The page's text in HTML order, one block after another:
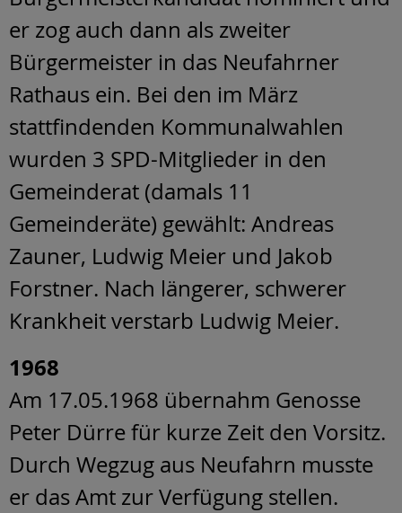
er zog auch dann als zweiter
Bürgermeister in das Neufahrner
Rathaus ein. Bei den im März
stattfindenden Kommunalwahlen
wurden 3 SPD-Mitglieder in den
Gemeinderat (damals 11
Gemeinderäte) gewählt: Andreas
Zauner, Ludwig Meier und Jakob
Forstner. Nach längerer, schwerer
Krankheit verstarb Ludwig Meier.
1968
Am 17.05.1968 übernahm Genosse
Peter Dürre für kurze Zeit den Vorsitz.
Durch Wegzug aus Neufahrn musste
er das Amt zur Verfügung stellen.